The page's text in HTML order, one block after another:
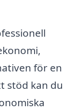
för en
stöd kan du